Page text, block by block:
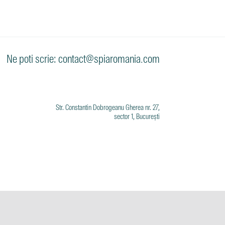
Ne poti scrie: contact@spiaromania.com
Str. Constantin Dobrogeanu Gherea nr. 27,
sector 1, București